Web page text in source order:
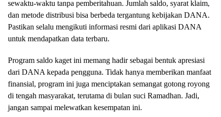
sewaktu-waktu tanpa pemberitahuan. Jumlah saldo, syarat klaim,
dan metode distribusi bisa berbeda tergantung kebijakan DANA.
Pastikan selalu mengikuti informasi resmi dari aplikasi DANA
untuk mendapatkan data terbaru.
Program saldo kaget ini memang hadir sebagai bentuk apresiasi
dari DANA kepada pengguna. Tidak hanya memberikan manfaat
finansial, program ini juga menciptakan semangat gotong royong
di tengah masyarakat, terutama di bulan suci Ramadhan. Jadi,
jangan sampai melewatkan kesempatan ini.